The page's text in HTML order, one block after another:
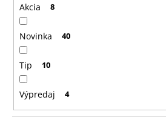
Akcia 8
Novinka 40
Tip 10
Výpredaj 4